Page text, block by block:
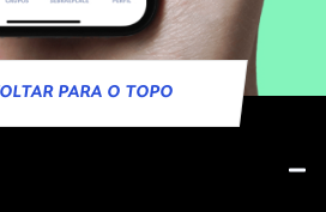
PARA O TOPO